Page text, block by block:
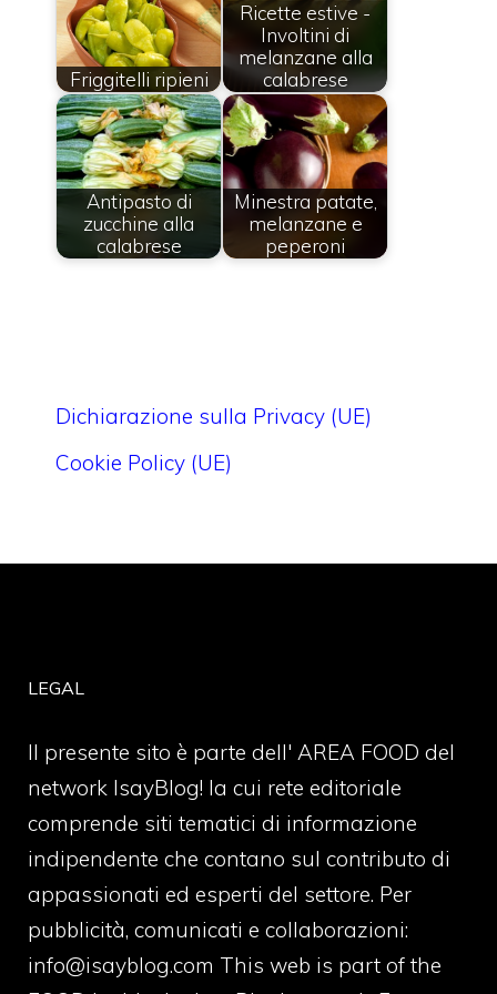
Friggitelli ripieni
Ricette estive -
Involtini di
melanzane alla
calabrese
Antipasto di
zucchine alla
calabrese
Minestra patate,
melanzane e
peperoni
Dichiarazione sulla Privacy (UE)
Cookie Policy (UE)
LEGAL
Il presente sito è parte dell' AREA FOOD del
network IsayBlog! la cui rete editoriale
comprende siti tematici di informazione
indipendente che contano sul contributo di
appassionati ed esperti del settore. Per
pubblicità, comunicati e collaborazioni:
info@isayblog.com This web is part of the